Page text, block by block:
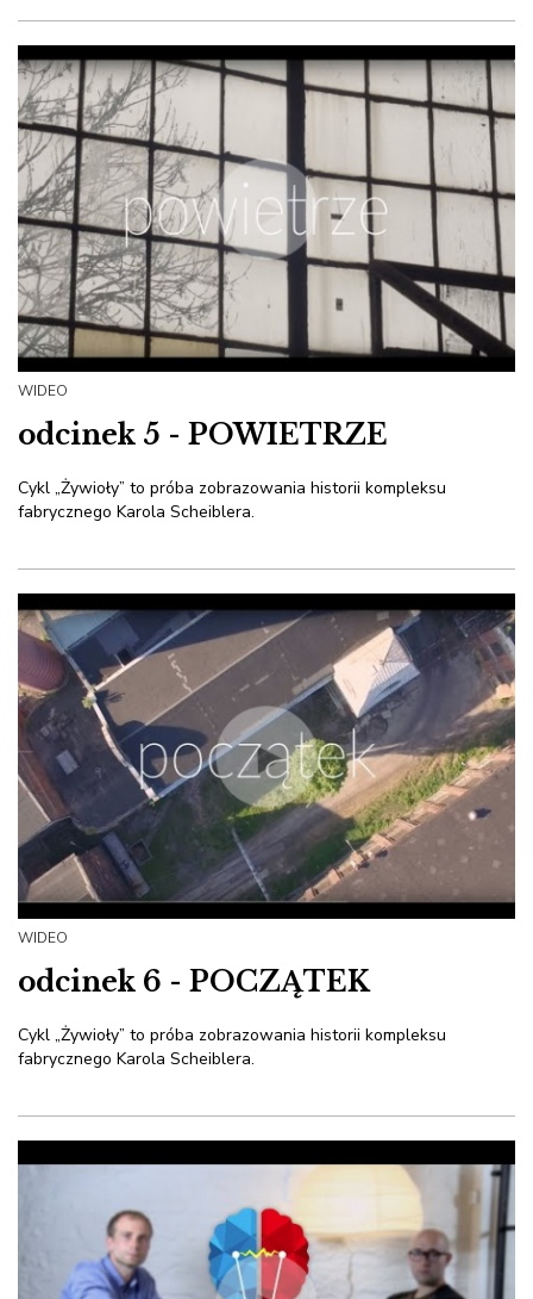
WIDEO
odcinek 5 - POWIETRZE
Cykl „Żywioły” to próba zobrazowania historii kompleksu
fabrycznego Karola Scheiblera.
WIDEO
odcinek 6 - POCZĄTEK
Cykl „Żywioły” to próba zobrazowania historii kompleksu
fabrycznego Karola Scheiblera.